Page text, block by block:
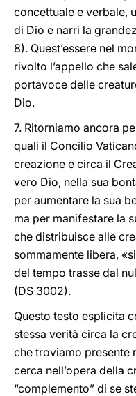
concettuale e verbale,
di Dio e narri la
8). Quest’essere nel
rivolto l’appello che
portavoce delle
Dio.
7. Ritorniamo ancora
quali il Concilio
creazione e circa il
vero Dio, nella sua
per aumentare la sua
ma per manifestare la
che distribuisce alle
sommamente libera,
del tempo trasse dal
(DS 3002).
Questo testo esplicita
stessa verità circa la
che troviamo presente
cerca nell’opera della
“complemento” di se